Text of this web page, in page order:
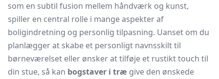
som en subtil fusion mellem håndværk og kunst,
spiller en central rolle i mange aspekter af
boligindretning og personlig tilpasning. Uanset om du
planlægger at skabe et personligt navnsskilt til
børneværelset eller ønsker at tilføje et rustikt touch til
din stue, så kan bogstaver i træ give den ønskede